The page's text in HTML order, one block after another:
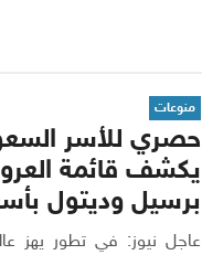
منوعات
حصري للأسر
يكشف قائمة
برسيل وديتول
عاجل نيوز: في تطور يهز